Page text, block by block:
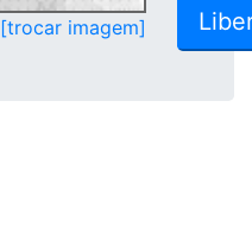
[trocar imagem]